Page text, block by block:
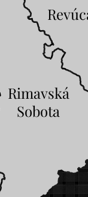
Rimavská
Sobota